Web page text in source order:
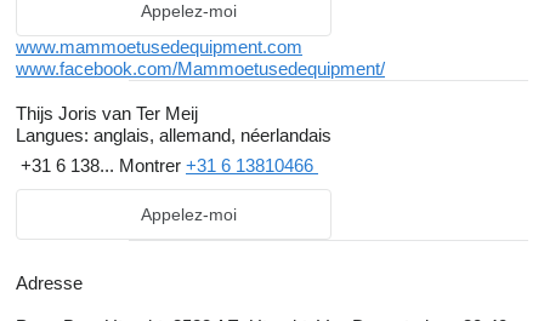
Appelez-moi
www.mammoetusedequipment.com
www.facebook.com/Mammoetusedequipment/
Thijs Joris van Ter Meij
Langues: anglais, allemand, néerlandais
+31 6 138... Montrer +31 6 13810466
Appelez-moi
Adresse